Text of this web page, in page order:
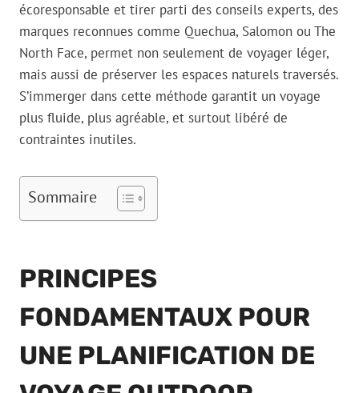
écoresponsable et tirer parti des conseils experts, des
marques reconnues comme Quechua, Salomon ou The
North Face, permet non seulement de voyager léger,
mais aussi de préserver les espaces naturels traversés.
S’immerger dans cette méthode garantit un voyage
plus fluide, plus agréable, et surtout libéré de
contraintes inutiles.
Sommaire
PRINCIPES
FONDAMENTAUX POUR
UNE PLANIFICATION DE